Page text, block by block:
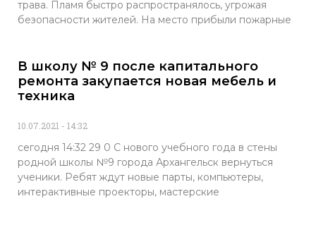
трава. Пламя быстро распространялось, угрожая
безопасности жителей. На место прибыли пожарные
В школу № 9 после капитального
ремонта закупается новая мебель и
техника
10.07.2021 14:32
сегодня 14:32 29 0 С нового учебного года в стены
родной школы №9 города Архангельск вернуться
ученики. Ребят ждут новые парты, компьютеры,
интерактивные проекторы, мастерские